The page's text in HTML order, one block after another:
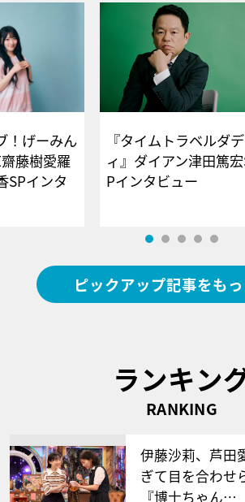
！げーみん
藤樹愛羅
SPインタ
『タイムトラベルダデ
ィ』ダイアン津田篤
Pインタビュ
ピックアップ記事をも
ランキン
RANKING
伊藤沙莉、芦田
ぎて目を合わせ
『博士ちゃん…